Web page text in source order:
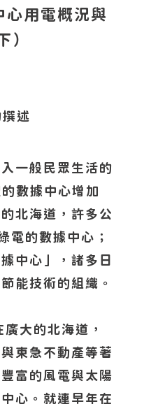
用電概況與
）
述
一般民眾生活的
數據中心增加
北海道，許多公
電的數據中心；
中心」，諸多日
能技術的組織。
廣大的北海道，
與東急不動產等著
富的風電與太陽
心。就連早年在